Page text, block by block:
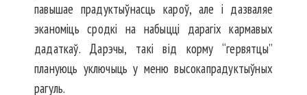
павышае прадуктыўнасць кароў, але і дазваляе
эканоміць сродкі на набыцці дарагіх кармавых
дадаткаў. Дарэчы, такі від корму “гервятцы”
плануюць уключыць у меню высокапрадуктыўных
рагуль.